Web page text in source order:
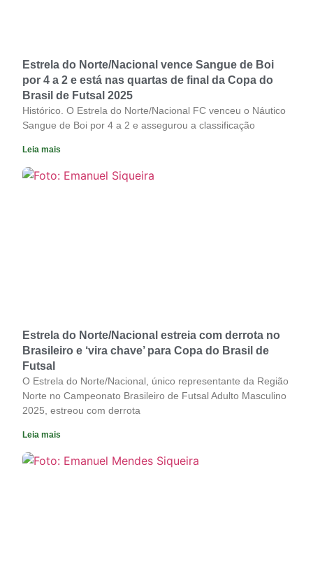
Estrela do Norte/Nacional vence Sangue de Boi
por 4 a 2 e está nas quartas de final da Copa do
Brasil de Futsal 2025
Histórico. O Estrela do Norte/Nacional FC venceu o Náutico
Sangue de Boi por 4 a 2 e assegurou a classificação
Leia mais
Estrela do Norte/Nacional estreia com derrota no
Brasileiro e ‘vira chave’ para Copa do Brasil de
Futsal
O Estrela do Norte/Nacional, único representante da Região
Norte no Campeonato Brasileiro de Futsal Adulto Masculino
2025, estreou com derrota
Leia mais